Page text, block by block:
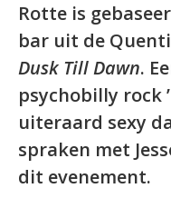
Rotte is
bar uit de
Dusk Till Dawn.
psychobilly rock
uiteraard sexy
spraken met
dit evenement.